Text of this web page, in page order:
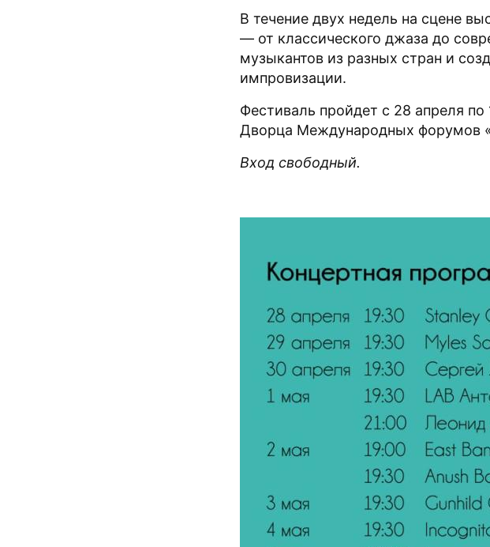
В течение двух недель на сцене
— от классического джаза до
музыкантов из разных стран и
импровизации.
Фестиваль пройдет с 28 апреля
Дворца Международных форумов
Вход свободный.